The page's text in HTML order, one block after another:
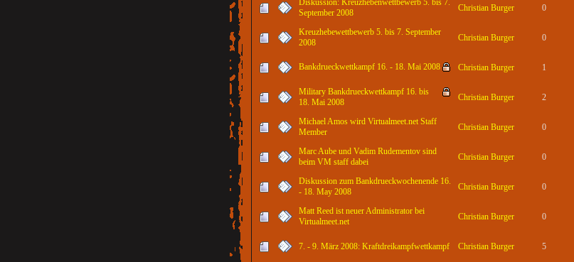
Diskussion: Kreuzhebenwettbewerb 5. bis 7.
September 2008
Christian Burger 0
Kreuzhebewettbewerb 5. bis 7. September
2008
Christian Burger 0
Bankdrueckwettkampf 16. - 18. Mai 2008 Christian Burger 1
Military Bankdrueckwettkampf 16. bis
18. Mai 2008
Christian Burger 2
Michael Amos wird Virtualmeet.net Staff
Member
Christian Burger 0
Marc Aube und Vadim Rudementov sind
beim VM staff dabei
Christian Burger 0
Diskussion zum Bankdrueckwochenende 16.
- 18. May 2008
Christian Burger 0
Matt Reed ist neuer Administrator bei
Virtualmeet.net
Christian Burger 0
7. - 9. März 2008: Kraftdreikampfwettkampf Christian Burger 5